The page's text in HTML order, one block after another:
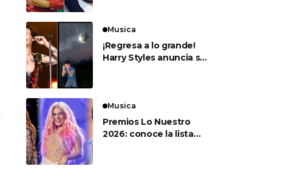
Musica
¡Regresa a lo grande!
Harry Styles anuncia su
Musica
Premios Lo Nuestro
2026: conoce la lista